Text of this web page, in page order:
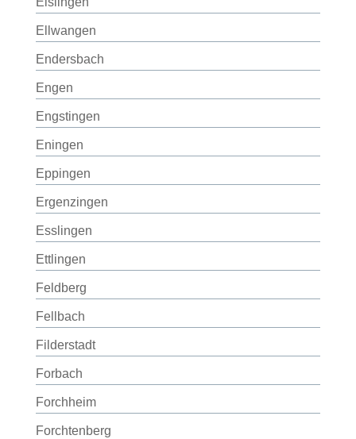
Ellwangen
Endersbach
Engen
Engstingen
Eningen
Eppingen
Ergenzingen
Esslingen
Ettlingen
Feldberg
Fellbach
Filderstadt
Forbach
Forchheim
Forchtenberg